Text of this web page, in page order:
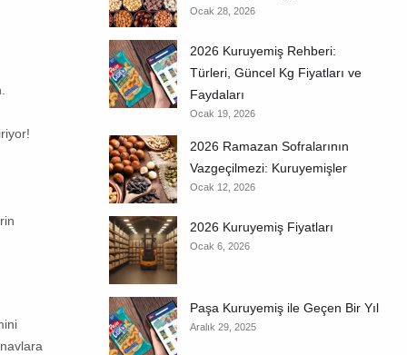
Ocak 28, 2026
2026 Kuruyemiş Rehberi:
Türleri, Güncel Kg Fiyatları ve
Faydaları
Ocak 19, 2026
2026 Ramazan Sofralarının
Vazgeçilmezi: Kuruyemişler
Ocak 12, 2026
2026 Kuruyemiş Fiyatları
Ocak 6, 2026
Paşa Kuruyemiş ile Geçen Bir Yıl
Aralık 29, 2025